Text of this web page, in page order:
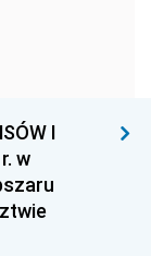
1955
1952
1949
I
w